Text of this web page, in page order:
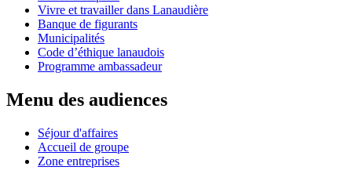
Vivre et travailler dans Lanaudière
Banque de figurants
Municipalités
Code d’éthique lanaudois
Programme ambassadeur
Menu des audiences
Séjour d'affaires
Accueil de groupe
Zone entreprises